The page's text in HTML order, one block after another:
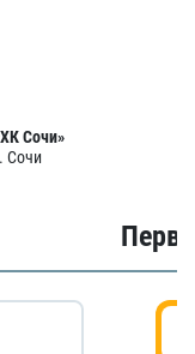
Сочи»
Сочи